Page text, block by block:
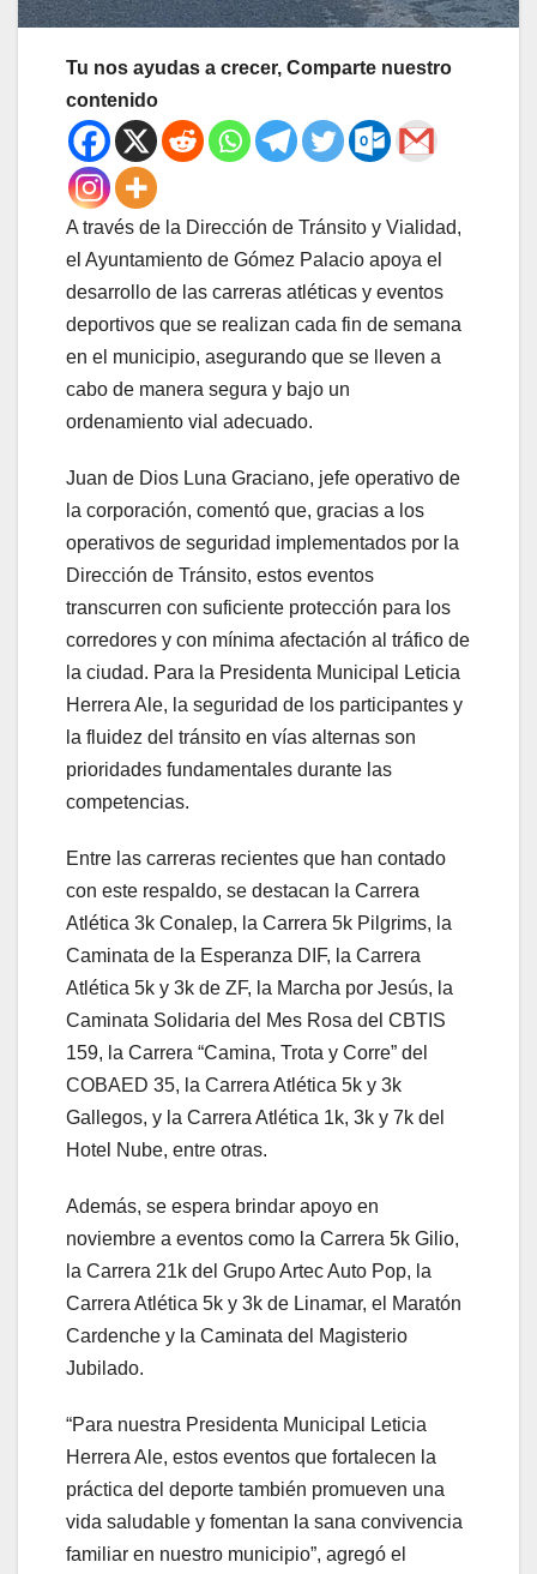
Tu nos ayudas a crecer, Comparte nuestro
contenido
A través de la Dirección de Tránsito y Vialidad,
el Ayuntamiento de Gómez Palacio apoya el
desarrollo de las carreras atléticas y eventos
deportivos que se realizan cada fin de semana
en el municipio, asegurando que se lleven a
cabo de manera segura y bajo un
ordenamiento vial adecuado.
Juan de Dios Luna Graciano, jefe operativo de
la corporación, comentó que, gracias a los
operativos de seguridad implementados por la
Dirección de Tránsito, estos eventos
transcurren con suficiente protección para los
corredores y con mínima afectación al tráfico de
la ciudad. Para la Presidenta Municipal Leticia
Herrera Ale, la seguridad de los participantes y
la fluidez del tránsito en vías alternas son
prioridades fundamentales durante las
competencias.
Entre las carreras recientes que han contado
con este respaldo, se destacan la Carrera
Atlética 3k Conalep, la Carrera 5k Pilgrims, la
Caminata de la Esperanza DIF, la Carrera
Atlética 5k y 3k de ZF, la Marcha por Jesús, la
Caminata Solidaria del Mes Rosa del CBTIS
159, la Carrera “Camina, Trota y Corre” del
COBAED 35, la Carrera Atlética 5k y 3k
Gallegos, y la Carrera Atlética 1k, 3k y 7k del
Hotel Nube, entre otras.
Además, se espera brindar apoyo en
noviembre a eventos como la Carrera 5k Gilio,
la Carrera 21k del Grupo Artec Auto Pop, la
Carrera Atlética 5k y 3k de Linamar, el Maratón
Cardenche y la Caminata del Magisterio
Jubilado.
“Para nuestra Presidenta Municipal Leticia
Herrera Ale, estos eventos que fortalecen la
práctica del deporte también promueven una
vida saludable y fomentan la sana convivencia
familiar en nuestro municipio”, agregó el